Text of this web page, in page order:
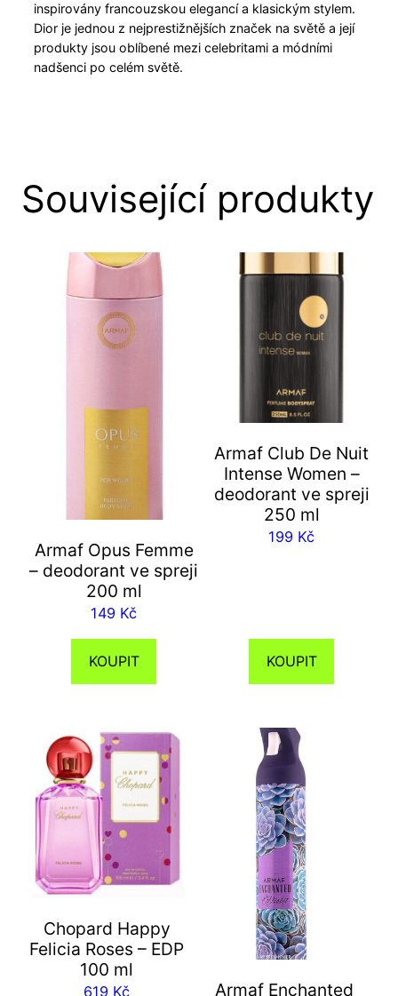
inspirovány francouzskou elegancí a klasickým stylem.
Dior je jednou z nejprestižnějších značek na světě a její
produkty jsou oblíbené mezi celebritami a módními
nadšenci po celém světě.
Související produkty
Armaf Opus Femme
– deodorant ve spreji
200 ml
149 Kč
KOUPIT
Armaf Club De Nuit
Intense Women –
deodorant ve spreji
250 ml
199 Kč
KOUPIT
Chopard Happy
Felicia Roses – EDP
100 ml
619 Kč Armaf Enchanted